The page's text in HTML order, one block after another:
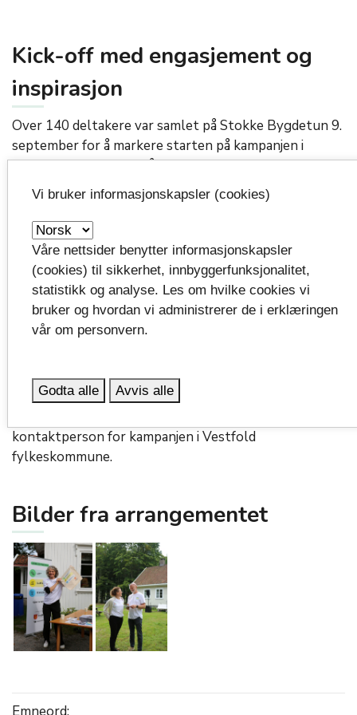
Kick-off med engasjement og
inspirasjon
Over 140 deltakere var samlet på Stokke Bygdetun 9.
september for å markere starten på kampanjen i
Vestfold. Dagen bød på faglige innlegg, musikk, dans
og eksempler på hvordan kommuner og
organisasjoner allerede jobber med ABC i praksis.
Blant bidragsyterne var professor Steinar Krogstad,
prosjektleder Mari Jørgensen Ryen fra Trøndelag,
samfunnsviter Bjørn Hauger og flere lokale aktører
som Studentsamskipnaden, Bedriftsidretten, Røde
Kors og Pensjonistforbundet.
jobber sammen med kommunene og organisasjoner for
å spre ABC-budskapet i fylket, sa rådgiver Maria Wahl
kontaktperson for kampanjen i Vestfold
fylkeskommune.
Bilder fra arrangementet
Vi bruker informasjonskapsler (cookies)
Våre nettsider benytter informasjonskapsler
(cookies) til sikkerhet, innbyggerfunksjonalitet,
statistikk og analyse. Les om hvilke cookies vi
bruker og hvordan vi administrerer de i erklæringen
vår om personvern.
Godta alle Avvis alle